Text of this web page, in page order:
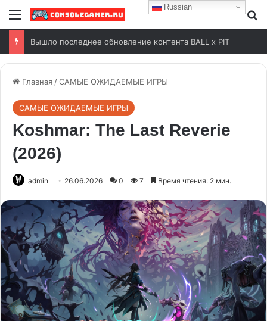
Вышло последнее обновление контента BALL x PIT
Главная /САМЫЕ ОЖИДАЕМЫЕ ИГРЫ
САМЫЕ ОЖИДАЕМЫЕ ИГРЫ
Koshmar: The Last Reverie
(2026)
admin 26.06.2026 0 7 Время чтения: 2 мин.
Russian